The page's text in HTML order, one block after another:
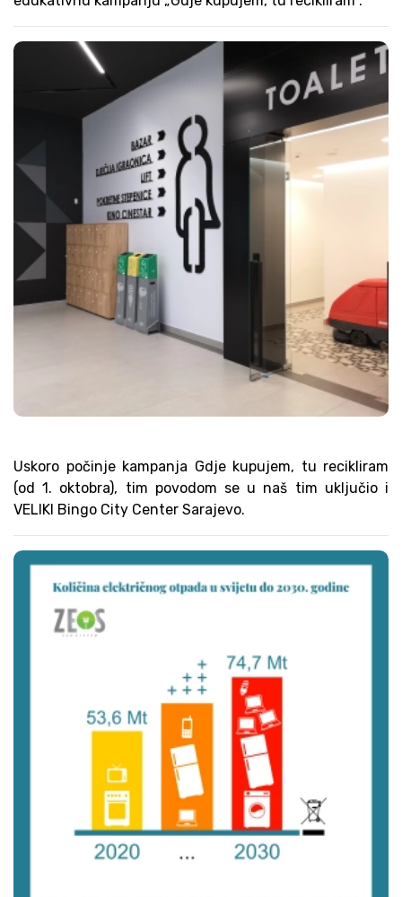
Uskoro počinje kampanja Gdje kupujem, tu recikliram
(od 1. oktobra), tim povodom se u naš tim uključio i
VELIKI Bingo City Center Sarajevo.